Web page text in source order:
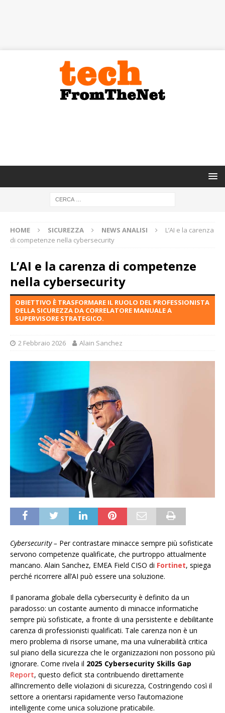
HOME SICUREZZA NEWS ANALISI
L’AI e la carenza
di competenze nella cybersecurity
L’AI e la carenza di competenze
nella cybersecurity
OBIETTIVO È TRASFORMARE IL RUOLO DEL PROFESSIONISTA
DELLA SICUREZZA DA CORRELATORE MANUALE A
SUPERVISORE STRATEGICO.
2 Febbraio 2026 Alain Sanchez
Cybersecurity – Per contrastare minacce sempre più sofisticate
servono competenze qualificate, che purtroppo attualmente
mancano. Alain Sanchez, EMEA Field CISO di Fortinet, spiega
perché ricorrere all’AI può essere una soluzione.
Il panorama globale della cybersecurity è definito da un
paradosso: un costante aumento di minacce informatiche
sempre più sofisticate, a fronte di una persistente e debilitante
carenza di professionisti qualificati. Tale carenza non è un
mero problema di risorse umane, ma una vulnerabilità critica
sul piano della sicurezza che le organizzazioni non possono più
ignorare. Come rivela il 2025 Cybersecurity Skills Gap
Report, questo deficit sta contribuendo direttamente
all’incremento delle violazioni di sicurezza, Costringendo così il
settore a orientarsi rapidamente verso l’automazione
intelligente come unica soluzione praticabile.